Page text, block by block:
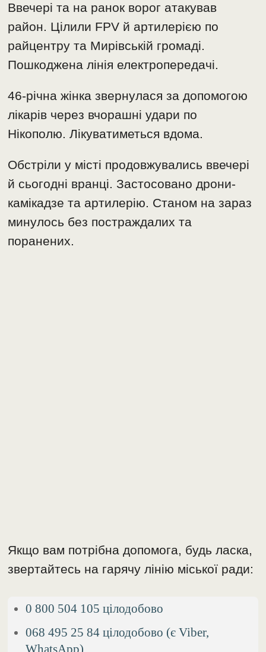
Ввечері та на ранок ворог атакував
район. Цілили FPV й артилерією по
райцентру та Мирівській громаді.
Пошкоджена лінія електропередачі.
46-річна жінка звернулася за допомогою
лікарів через вчорашні удари по
Нікополю. Лікуватиметься вдома.
Обстріли у місті продовжувались ввечері
й сьогодні вранці. Застосовано дрони-
камікадзе та артилерію. Станом на зараз
минулось без постраждалих та
поранених.
Якщо вам потрібна допомога, будь ласка,
звертайтесь на гарячу лінію міської ради:
0 800 504 105 цілодобово
068 495 25 84 цілодобово (є Viber,
WhatsApp)